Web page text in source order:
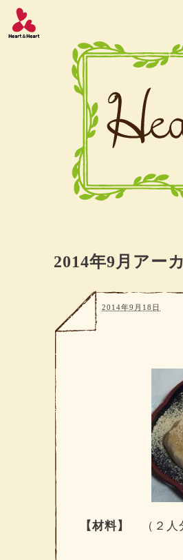
2014年9月アー
2014年9月18日
【材料】 （２人